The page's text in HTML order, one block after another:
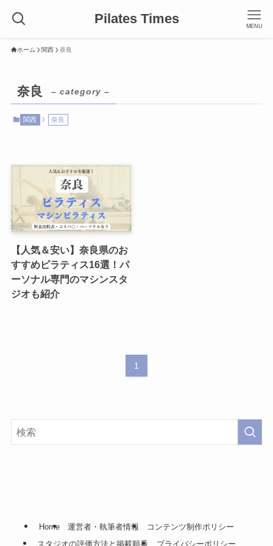
Pilates Times MENU
ホーム 関西 奈良
奈良 – category –
関西 奈良
【人気＆安い】奈良県のお
すすめピラティス16選！パ
ーソナル専門のマシンスタ
ジオも紹介
1
Home 運営者・執筆者情報
コンテンツ制作ポリシー
スタジオの評価方法と掲載順番
プライバシーポリシー